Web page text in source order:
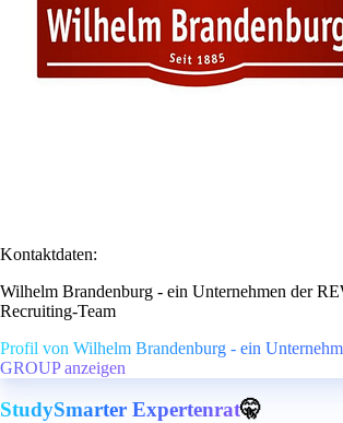
Kontaktdaten:
Wilhelm Brandenburg - ein Unternehmen der
Recruiting-Team
Profil von Wilhelm Brandenburg - ein
GROUP anzeigen
StudySmarter Expertenrat🤫